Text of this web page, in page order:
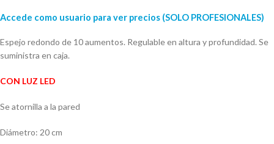
Accede como usuario para ver precios (SOLO PROFESIONALES)
Espejo redondo de 10 aumentos. Regulable en altura y profundidad. Se
suministra en caja.
CON LUZ LED
Se atornilla a la pared
Diámetro: 20 cm